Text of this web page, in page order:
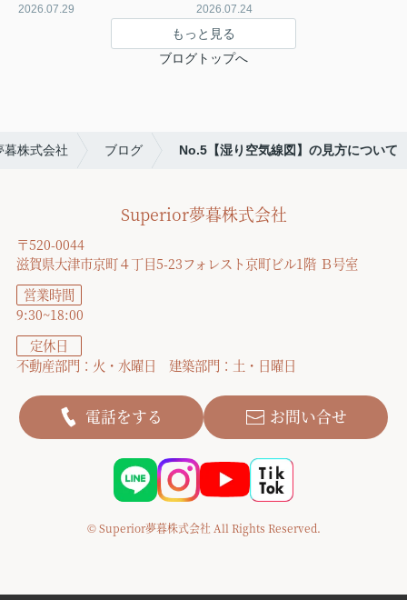
2026.07.29 2026.07.24
もっと見る
ブログトップへ
暮株式会社 ブログ No.5【湿り空気線図】の見方について
Superior夢暮株式会社
〒520-0044
滋賀県大津市京町４丁目5-23フォレスト京町ビル1階 Ｂ号室
営業時間
9:30~18:00
定休日
不動産部門：火・水曜日 建築部門：土・日曜日
電話をする お問い合せ
© Superior夢暮株式会社 All Rights Reserved.